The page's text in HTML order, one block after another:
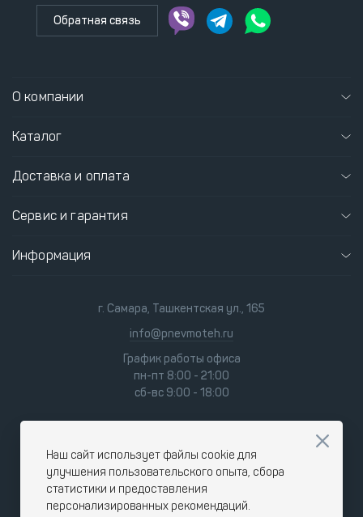
Обратная связь
О компании
Каталог
Доставка и оплата
Сервис и гарантия
Информация
г. Самара, Ташкентская ул., 165
info@pnevmoteh.ru
График работы офиса
пн-пт 8:00 - 21:00
сб-вс 9:00 - 18:00
Наш сайт использует файлы cookie для
улучшения пользовательского опыта, сбора
статистики и предоставления
персонализированных рекомендаций.